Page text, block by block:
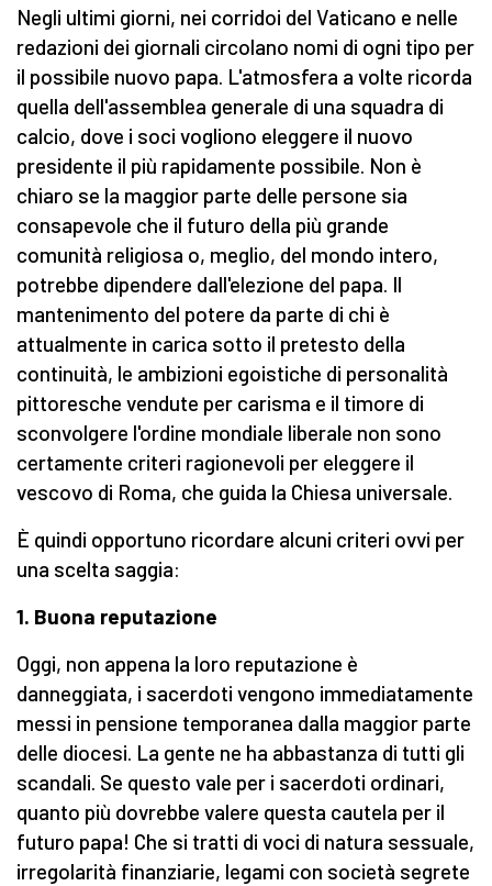
Negli ultimi giorni, nei corridoi del Vaticano e nelle
redazioni dei giornali circolano nomi di ogni tipo per
il possibile nuovo papa. L'atmosfera a volte ricorda
quella dell'assemblea generale di una squadra di
calcio, dove i soci vogliono eleggere il nuovo
presidente il più rapidamente possibile. Non è
chiaro se la maggior parte delle persone sia
consapevole che il futuro della più grande
comunità religiosa o, meglio, del mondo intero,
potrebbe dipendere dall'elezione del papa. Il
mantenimento del potere da parte di chi è
attualmente in carica sotto il pretesto della
continuità, le ambizioni egoistiche di personalità
pittoresche vendute per carisma e il timore di
sconvolgere l'ordine mondiale liberale non sono
certamente criteri ragionevoli per eleggere il
vescovo di Roma, che guida la Chiesa universale.
È quindi opportuno ricordare alcuni criteri ovvi per
una scelta saggia:
1. Buona reputazione
Oggi, non appena la loro reputazione è
danneggiata, i sacerdoti vengono immediatamente
messi in pensione temporanea dalla maggior parte
delle diocesi. La gente ne ha abbastanza di tutti gli
scandali. Se questo vale per i sacerdoti ordinari,
quanto più dovrebbe valere questa cautela per il
futuro papa! Che si tratti di voci di natura sessuale,
irregolarità finanziarie, legami con società segrete